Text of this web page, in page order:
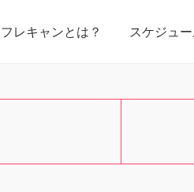
フレキャンとは？ スケジュ